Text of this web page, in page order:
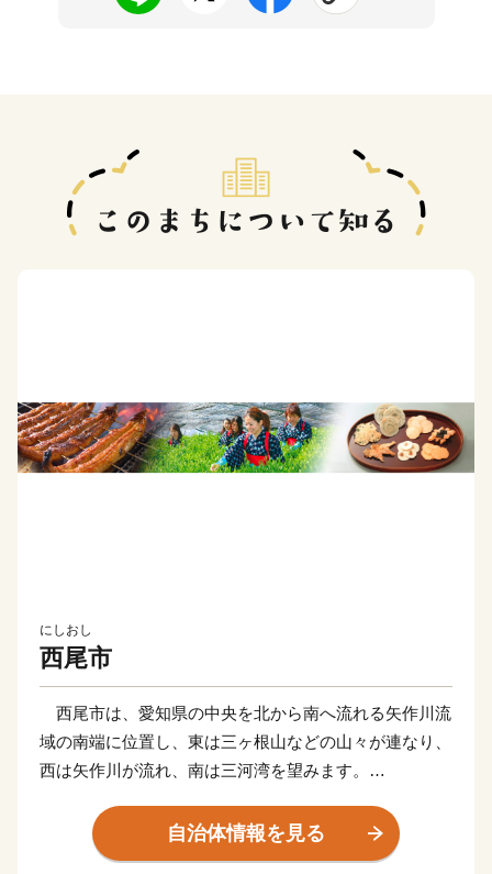
にしおし
西尾市
西尾市は、愛知県の中央を北から南へ流れる矢作川流
域の南端に位置し、東は三ヶ根山などの山々が連なり、
西は矢作川が流れ、南は三河湾を望みます。
条城」は、この地域の拠点として発展を続け、「西尾
城」と改称された江戸時代に城下町が形成されました。
自治体情報を見る